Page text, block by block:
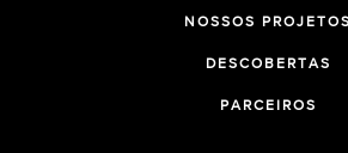
NOSSOS PROJETOS
DESCOBERTAS
PARCEIROS